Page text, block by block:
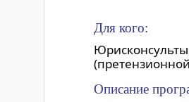
Для кого:
Описание